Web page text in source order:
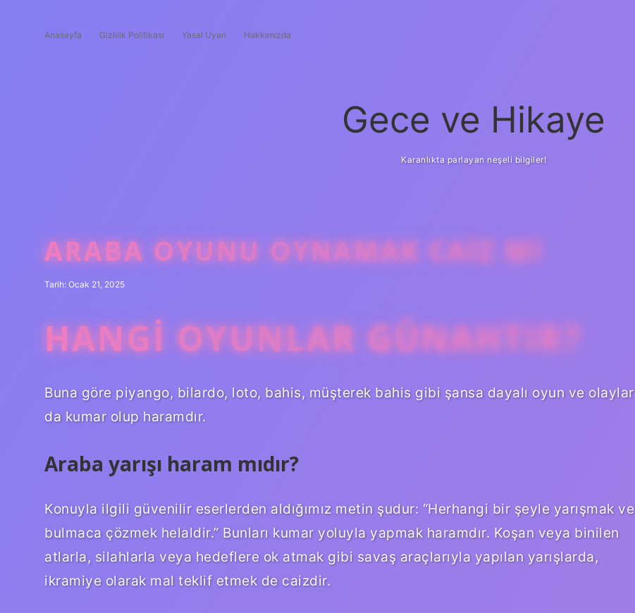
Anasayfa Gizlilik Politikası Yasal Uyarı Hakkımızda
Gece ve Hikaye
Karanlıkta parlayan neşeli bilgiler!
ARABA OYUNU OYNAMAK CAIZ MI
Tarih: Ocak 21, 2025
HANGI OYUNLAR GÜNAHTIR?
Buna göre piyango, bilardo, loto, bahis, müşterek bahis gibi şansa dayalı oyun ve olaylar
da kumar olup haramdır.
Araba yarışı haram mıdır?
Konuyla ilgili güvenilir eserlerden aldığımız metin şudur: “Herhangi bir şeyle yarışmak ve
bulmaca çözmek helaldir.” Bunları kumar yoluyla yapmak haramdır. Koşan veya binilen
atlarla, silahlarla veya hedeflere ok atmak gibi savaş araçlarıyla yapılan yarışlarda,
ikramiye olarak mal teklif etmek de caizdir.